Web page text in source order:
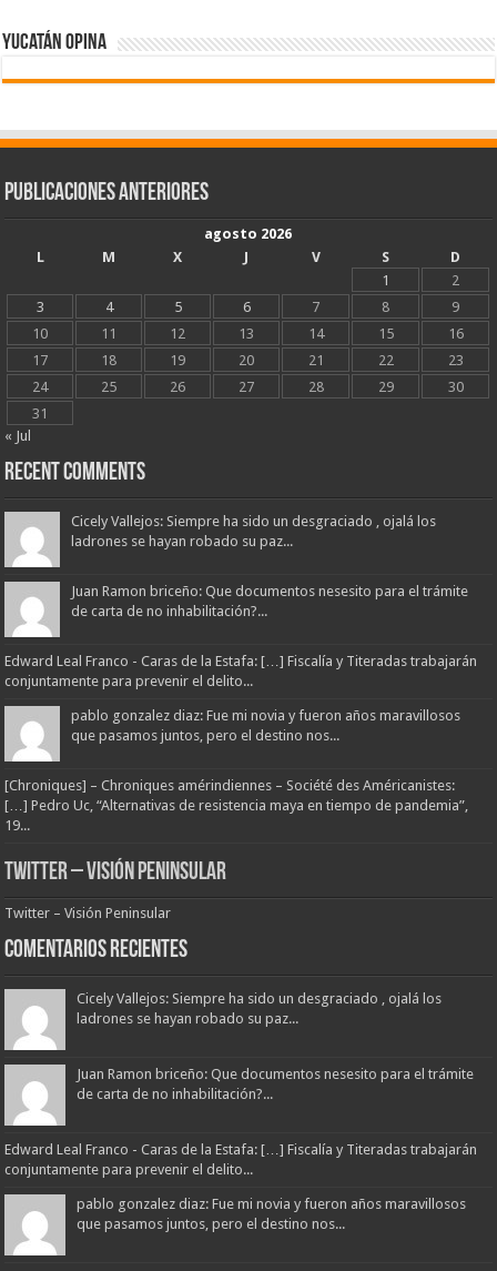
Yucatán Opina
Publicaciones Anteriores
agosto 2026
L
M X J V S
D
1
2
3
4 5 6 7 8
9
10
11 12 13 14 15
16
17
18 19 20 21 22
23
24
25 26 27 28 29
30
31
« Jul
Recent Comments
Cicely Vallejos: Siempre ha sido un desgraciado , ojalá los
ladrones se hayan robado su paz...
Juan Ramon briceño: Que documentos nesesito para el trámite
de carta de no inhabilitación?...
Edward Leal Franco - Caras de la Estafa: […] Fiscalía y Titeradas trabajarán
conjuntamente para prevenir el delito...
pablo gonzalez diaz: Fue mi novia y fueron años maravillosos
que pasamos juntos, pero el destino nos...
[Chroniques] – Chroniques amérindiennes – Société des Américanistes:
[…] Pedro Uc, “Alternativas de resistencia maya en tiempo de pandemia”,
19...
Twitter – Visión Peninsular
Twitter – Visión Peninsular
Comentarios Recientes
Cicely Vallejos: Siempre ha sido un desgraciado , ojalá los
ladrones se hayan robado su paz...
Juan Ramon briceño: Que documentos nesesito para el trámite
de carta de no inhabilitación?...
Edward Leal Franco - Caras de la Estafa: […] Fiscalía y Titeradas trabajarán
conjuntamente para prevenir el delito...
pablo gonzalez diaz: Fue mi novia y fueron años maravillosos
que pasamos juntos, pero el destino nos...